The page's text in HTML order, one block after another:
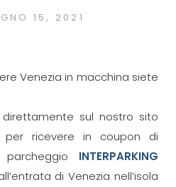
15, 2021
Venezia in macchina siete
sul nostro sito
per ricevere in coupon di
INTERPARKING
di Venezia nell’isola